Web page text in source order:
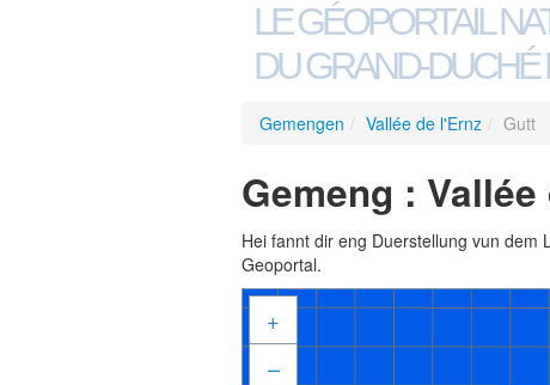
LE GÉOPORTAIL
DU GRAND-
Gemengen / Vallée de l'Ernz / Gutt
Gemeng :
Hei fannt dir eng Duerstellung vun
Geoportal.
+
–